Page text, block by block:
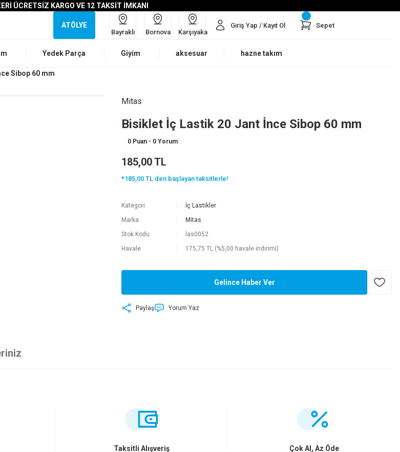
ÜCRETSİZ KARGO VE 12 TAKSİT İMKANI
ATÖLYE
Bayraklı Bornova Karşıyaka
Giriş Yap / Kayıt Ol Sepet
Yedek Parça Giyim aksesuar hazne takım
Sibop 60 mm
Mitas
Bisiklet İç Lastik 20 Jant İnce Sibop 60 mm
0 Puan - 0 Yorum
185,00 TL
*185,00 TL den başlayan taksitlerle!
Kategori
İç Lastikler
Marka
Mitas
Stok Kodu
las0052
Havale
175,75 TL (%5,00 havale indirimi)
Gelince Haber Ver
Paylaş Yorum Yaz
Taksitli Alışveriş Çok Al, Az Öde